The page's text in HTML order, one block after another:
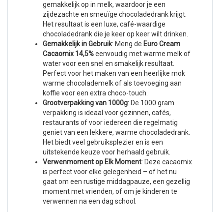
gemakkelijk op in melk, waardoor je een
zijdezachte en smeuïge chocoladedrank krijgt.
Het resultaat is een luxe, café-waardige
chocoladedrank die je keer op keer wilt drinken.
Gemakkelijk in Gebruik: Meng de Euro Cream
Cacaomix 14,5%eenvoudig met warme melk of
water voor een snel en smakelijk resultaat.
Perfect voor het maken van een heerlijke mok
warme chocolademelk of als toevoeging aan
koffie voor een extra choco-touch.
Grootverpakking van 1000g: De 1000 gram
verpakking is ideaal voor gezinnen, cafés,
restaurants of voor iedereen die regelmatig
geniet van een lekkere, warme chocoladedrank.
Het biedt veel gebruiksplezier en is een
uitstekende keuze voor herhaald gebruik.
Verwenmoment op Elk Moment: Deze cacaomix
is perfect voor elke gelegenheid – of het nu
gaat om een rustige middagpauze, een gezellig
moment met vrienden, of om je kinderen te
verwennen na een dag school.